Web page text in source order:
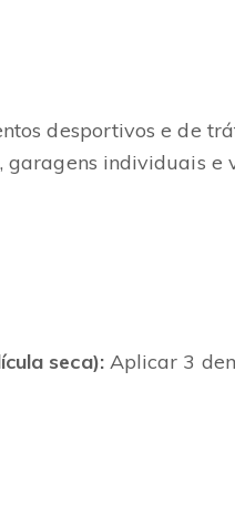
desportivos e de
garagens individuais e
seca):Aplicar 3